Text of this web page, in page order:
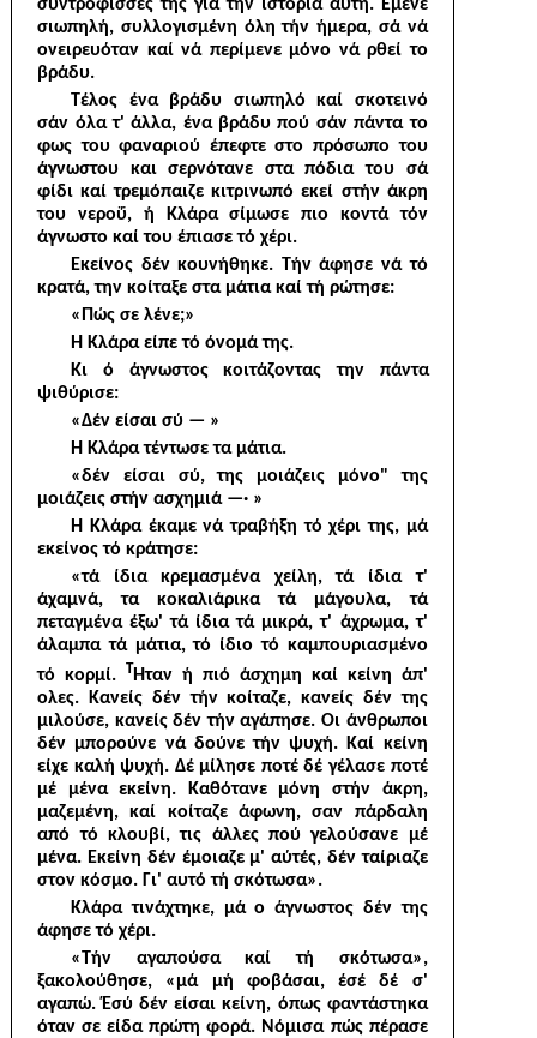
συντρόφισσές της γιά τήν ιστορία αύτή. Έμενε
σιωπηλή, συλλογισμένη όλη τήν ήμερα, σά νά
ονειρευόταν καί νά περίμενε μόνο νά ρθεί το
βράδυ.
Τέλος ένα βράδυ σιωπηλό καί σκοτεινό
σάν όλα τ' άλλα, ένα βράδυ πού σάν πάντα το
φως του φαναριού έπεφτε στο πρόσωπο του
άγνωστου και σερνότανε στα πόδια του σά
φίδι καί τρεμόπαιζε κιτρινωπό εκεί στήν άκρη
του νεροΰ, ή Κλάρα σίμωσε πιο κοντά τόν
άγνωστο καί του έπιασε τό χέρι.
Εκείνος δέν κουνήθηκε. Τήν άφησε νά τό
κρατά, την κοίταξε στα μάτια καί τή ρώτησε:
«Πώς σε λένε;»
Ή Κλάρα είπε τό όνομά της.
Κι ό άγνωστος κοιτάζοντας την πάντα
ψιθύρισε:
«Δέν είσαι σύ — »
Ή Κλάρα τέντωσε τα μάτια.
«δέν είσαι σύ, της μοιάζεις μόνο" της
μοιάζεις στήν ασχημιά —· »
Ή Κλάρα έκαμε νά τραβήξη τό χέρι της, μά
εκείνος τό κράτησε:
«τά ίδια κρεμασμένα χείλη, τά ίδια τ'
άχαμνά, τα κοκαλιάρικα τά μάγουλα, τά
πεταγμένα έξω' τά ίδια τά μικρά, τ' άχρω­μα, τ'
άλαμπα τά μάτια, τό ίδιο τό καμπουριασμένο
τό κορμί.
Τ Ηταν ή πιό άσχημη καί κείνη άπ'
ολες. Κανείς δέν τήν κοίταζε, κανείς δέν της
μιλούσε, κανείς δέν τήν αγάπησε. Οι άνθρωποι
δέν μπορούνε νά δούνε τήν ψυχή. Καί κείνη
είχε καλή ψυχή. Δέ μίλησε ποτέ δέ γέλασε ποτέ
μέ μένα εκείνη. Καθότανε μόνη στήν άκρη,
μαζεμένη, καί κοίταζε άφωνη, σαν πάρδαλη
από τό κλουβί, τις άλλες πού γελούσανε μέ
μένα. Εκείνη δέν έμοιαζε μ' αύτές, δέν ταίριαζε
στον κόσμο. Γι' αυτό τή σκότωσα».
Κλάρα τινάχτηκε, μά ο άγνωστος δέν της
άφησε τό χέρι.
«Τήν αγαπούσα καί τή σκότωσα»,
ξακολούθησε, «μά μή φο­βάσαι, έσέ δέ σ'
αγαπώ. Έσύ δέν είσαι κείνη, όπως φαντάστηκα
όταν σε είδα πρώτη φορά. Νόμισα πώς πέρασε